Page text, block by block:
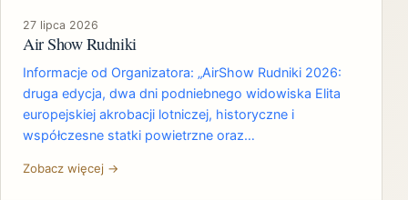
27 lipca 2026
Air Show Rudniki
Informacje od Organizatora: „AirShow Rudniki 2026:
druga edycja, dwa dni podniebnego widowiska Elita
europejskiej akrobacji lotniczej, historyczne i
współczesne statki powietrzne oraz…
Zobacz więcej →